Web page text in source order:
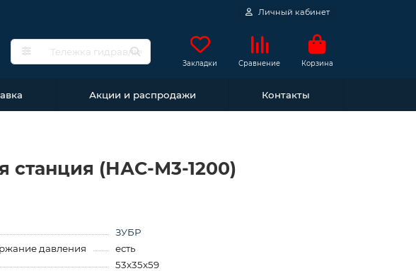
Личный кабинет
Закладки Сравнение Корзина
Акции и распродажи Контакты
станция (НАС-М3-1200)
ЗУБР
давления
есть
53x35x59